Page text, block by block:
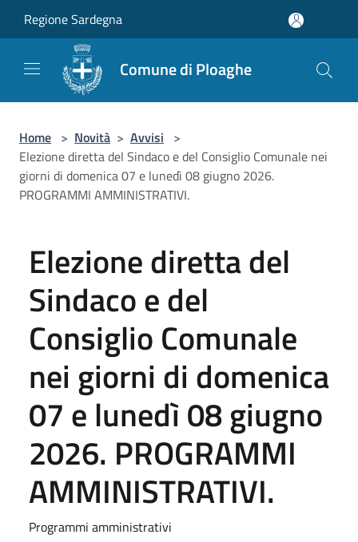
Regione Sardegna
Comune di Ploaghe
Home > Novità > Avvisi >
Elezione diretta del Sindaco e del Consiglio Comunale nei
giorni di domenica 07 e lunedì 08 giugno 2026.
PROGRAMMI AMMINISTRATIVI.
Elezione diretta del
Sindaco e del
Consiglio Comunale
nei giorni di domenica
07 e lunedì 08 giugno
2026. PROGRAMMI
AMMINISTRATIVI.
Programmi amministrativi